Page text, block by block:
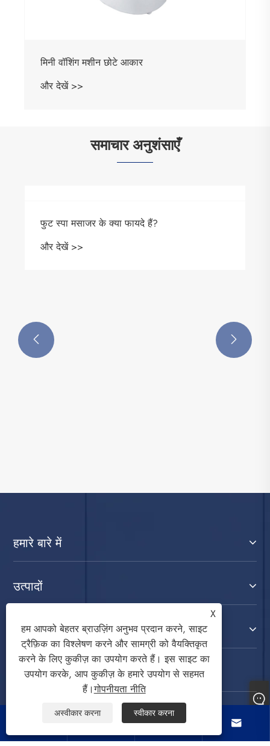
मिनी वॉशिंग मशीन छोटे आकार
और देखें >>
समाचार अनुशंसाएँ
फुट स्पा मसाजर के क्या फायदे हैं?
और देखें >>
 
हमारे बारे में
उत्पादों
संपर्क करें
हमारे पर का पालन करें
 
X
हम आपको बेहतर ब्राउज़िंग अनुभव प्रदान करने, साइट
ट्रैफ़िक का विश्लेषण करने और सामग्री को वैयक्तिकृत
करने के लिए कुकीज़ का उपयोग करते हैं। इस साइट का
उपयोग करके, आप कुकीज़ के हमारे उपयोग से सहमत
हैं।गोपनीयता नीति
अस्वीकार करना स्वीकार करना